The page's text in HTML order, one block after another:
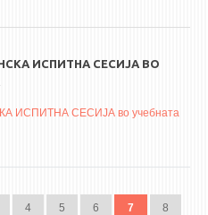
ИСПИТНА СЕСИЈА ВО
ИСПИТНА СЕСИЈА во учебната
4 5 6 7 8